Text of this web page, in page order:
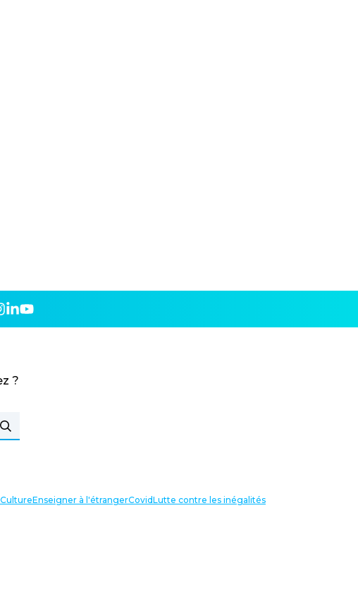
?
CultureEnseigner à l'étrangerCovidLutte contre les inégalités